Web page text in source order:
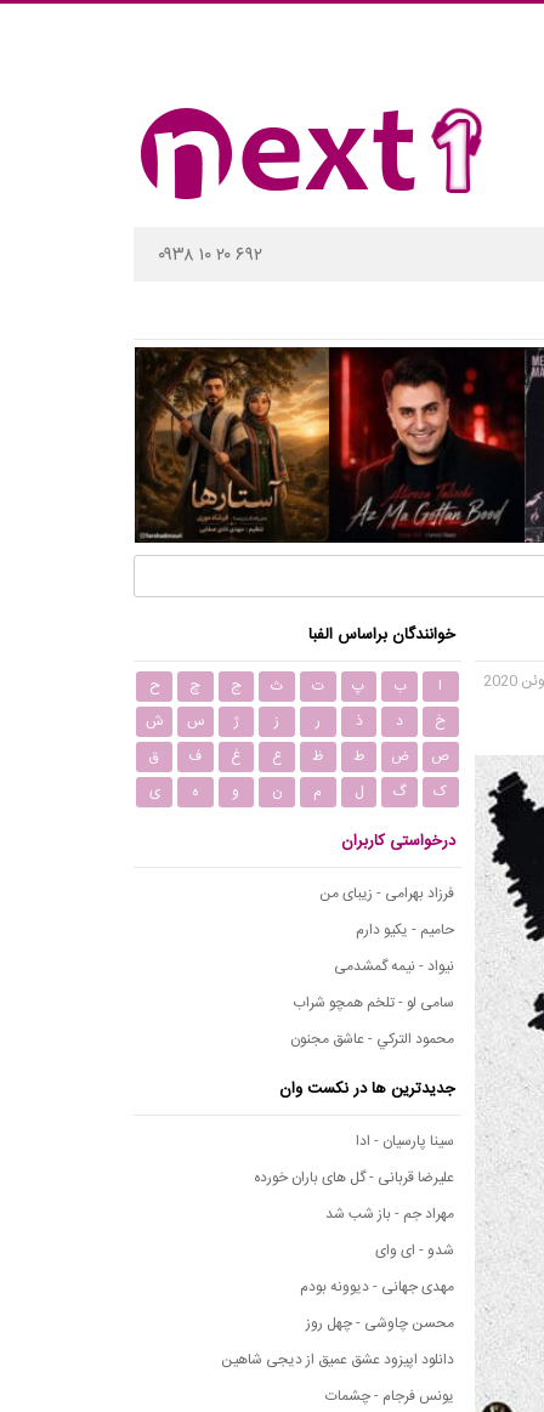
۰۹۳۸ ۱۰ ۲۰ ۶۹۲
خوانندگان براساس الفبا
ا ب پ ت ث ج چ
ح
خ
د ذ ر ز ژ س
ش
ص
ض ط ظ ع غ ف
ق
ک
گ ل م ن و ه ی
درخواستی کاربران
فرزاد بهرامی - زیبای من
حامیم - یکیو دارم
نیواد - نیمه گمشدمی
سامی لو - تلخم همچو شراب
محمود التركي - عاشق مجنون
جدیدترین ها در نکست وان
سینا پارسیان - ادا
علیرضا قربانی - گل های باران خورده
مهراد جم - باز شب شد
شدو - ای وای
مهدی جهانی - دیوونه بودم
محسن چاوشی - چهل روز
دانلود اپیزود عشق عمیق از دیجی شاهین
یونس فرجام - چشمات